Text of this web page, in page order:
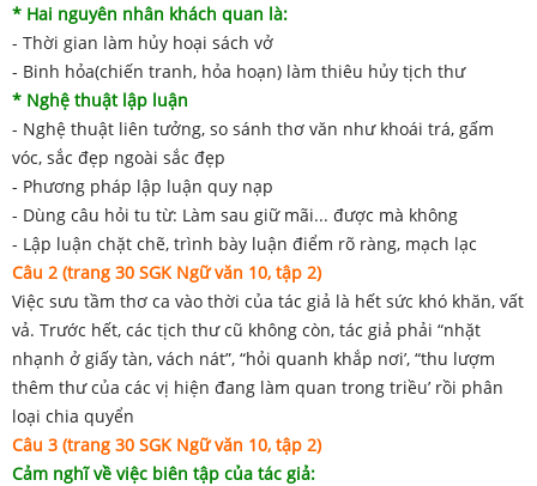
* Hai nguyên nhân khách quan là:
- Thời gian làm hủy hoại sách vở
- Binh hỏa(chiến tranh, hỏa hoạn) làm thiêu hủy tịch thư
* Nghệ thuật lập luận
- Nghệ thuật liên tưởng, so sánh thơ văn như khoái trá, gấm
vóc, sắc đẹp ngoài sắc đẹp
- Phương pháp lập luận quy nạp
- Dùng câu hỏi tu từ: Làm sau giữ mãi... được mà không
- Lập luận chặt chẽ, trình bày luận điểm rõ ràng, mạch lạc
Câu 2 (trang 30 SGK Ngữ văn 10, tập 2)
Việc sưu tầm thơ ca vào thời của tác giả là hết sức khó khăn, vất
vả. Trước hết, các tịch thư cũ không còn, tác giả phải “nhặt
nhạnh ở giấy tàn, vách nát”, “hỏi quanh khắp nơi’, “thu lượm
thêm thư của các vị hiện đang làm quan trong triều’ rồi phân
loại chia quyển
Câu 3 (trang 30 SGK Ngữ văn 10, tập 2)
Cảm nghĩ về việc biên tập của tác giả: